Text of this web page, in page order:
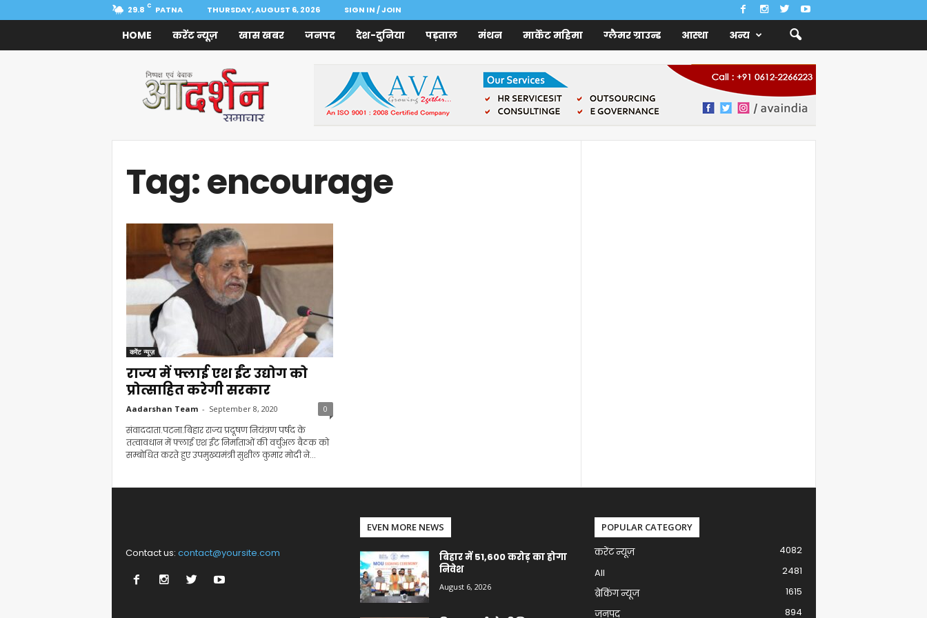
29.8 C PATNA THURSDAY, AUGUST 6, 2026 SIGN IN / JOIN
HOME करेंट न्यूज़ खास खबर जनपद देश-दुनिया पड़ताल मंथन मार्केट महिमा ग्लैमर ग्राउन्ड आस्था अन्य
Samachar
Tag: encourage
करेंट न्यूज़
राज्य में फ्लाई एश ईंट उद्योग को
प्रोत्साहित करेगी सरकार
Aadarshan Team - September 8, 2020 0
संवाददाता.पटना.बिहार राज्य प्रदूषण नियंत्रण पर्षद के
तत्वावधान में फ्लाई एश ईंट निर्माताओं की वर्चुअल बैठक को
सम्बोधित करते हुए उपमुख्यमंत्री सुशील कुमार मोदी ने...
Contact us: contact@yoursite.com
EVEN MORE NEWS
बिहार में 51,600 करोड़ का होगा
निवेश
August 6, 2026
POPULAR CATEGORY
करेंट न्यूज़
4082
All
2481
ब्रेकिंग न्यूज
1615
जनपद
894